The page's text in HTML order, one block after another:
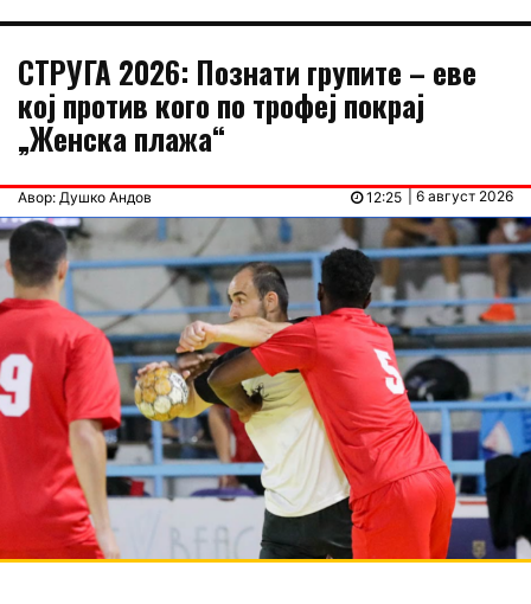
СТРУГА 2026: Познати групите – еве
кој против кого по трофеј покрај
„Женска плажа“
Авор: Душко Андов | 6 август 2026
12:25